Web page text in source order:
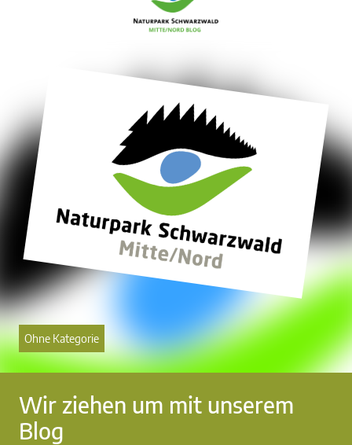
Wir ziehen um mit unserem
Blog
Ohne Kategorie